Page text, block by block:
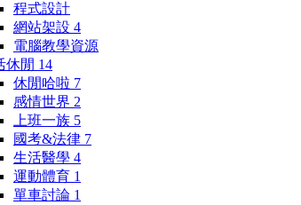
程式設計
網站架設 4
電腦教學資源
休閒 14
休閒哈啦 7
感情世界 2
上班一族 5
國考&法律 7
生活醫學 4
運動體育 1
單車討論 1